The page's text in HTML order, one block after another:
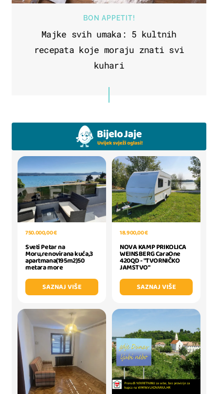
BON APPETIT!
Majke svih umaka: 5 kultnih
recepata koje moraju znati svi
kuhari
750.000,00 €
Sveti Petar na
Moru,renovirana kuća,3
apartmana(195m2)50
metara more
SAZNAJ VIŠE
18.900,00 €
NOVA KAMP PRIKOLICA
WEINSBERG CaraOne
420QD - "TVORNIČKO
JAMSTVO"
SAZNAJ VIŠE